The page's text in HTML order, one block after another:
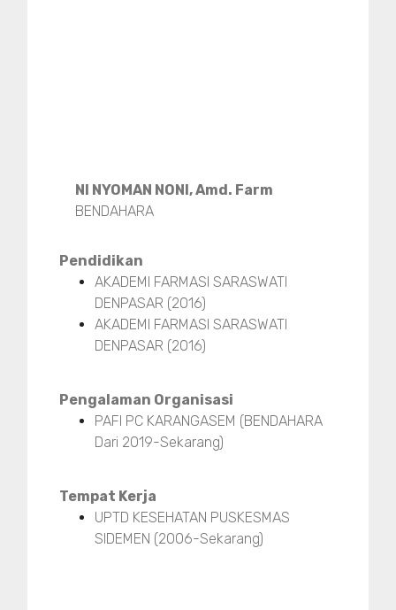
NI NYOMAN NONI, Amd. Farm
BENDAHARA
Pendidikan
AKADEMI FARMASI SARASWATI
DENPASAR (2016)
AKADEMI FARMASI SARASWATI
DENPASAR (2016)
Pengalaman Organisasi
PAFI PC KARANGASEM (BENDAHARA
Dari 2019-Sekarang)
Tempat Kerja
UPTD KESEHATAN PUSKESMAS
SIDEMEN (2006-Sekarang)